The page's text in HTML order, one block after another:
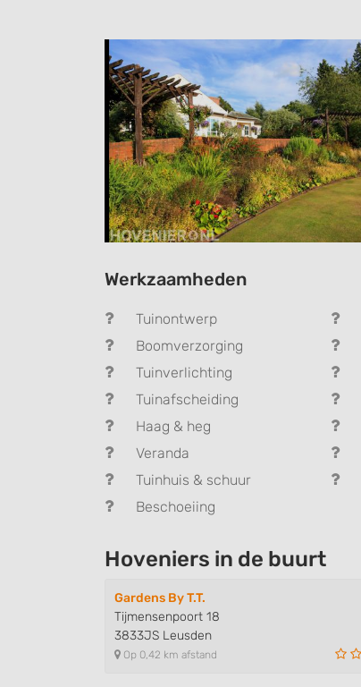
Werkzaamheden
Tuinontwerp
Boomverzorging
Tuinverlichting
Tuinafscheiding
Haag & heg
Veranda
Tuinhuis & schuur
Beschoeiing
Hoveniers in de buurt
Gardens By T.T.
Tijmensenpoort 18
3833JS Leusden
Op 0,42 km afstand